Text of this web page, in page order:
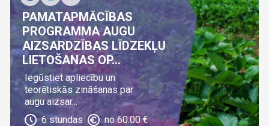
PAMATAPMĀCĪBAS
PROGRAMMA AUGU
AIZSARDZĪBAS LĪDZEKĻU
LIETOŠANAS OP...
Iegūstiet apliecību un
teorētiskās zināšanas par
augu aizsar...
6 stundas no60.00€